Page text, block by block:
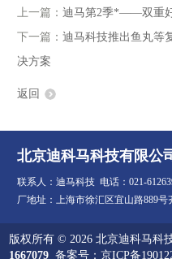
上一篇：迪马第2季*——双重
下一篇：迪马科技推出鱼丸等
决方案
返回
北京迪科马科技有限公
联系人：迪马科技 电话：021-
厂地址：上海市徐汇区宜山路889号
版权所有 © 2026 北京迪科马科
1667079 备案号：京ICP备